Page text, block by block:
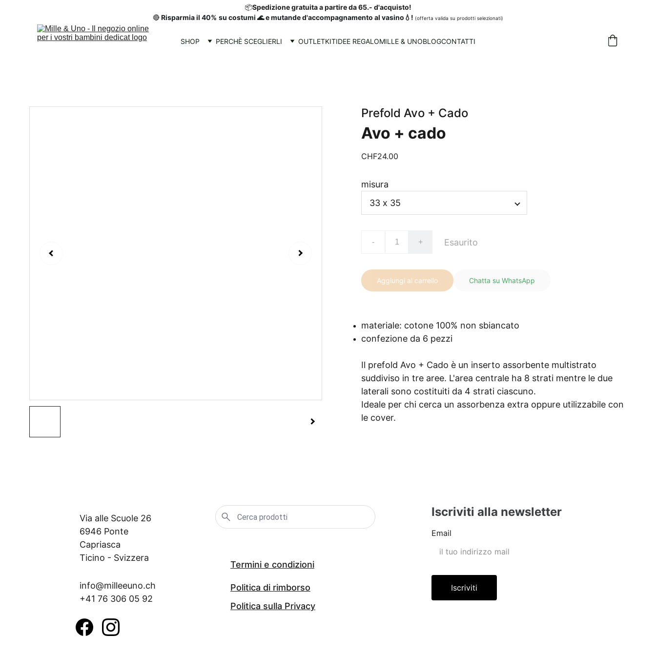
📦Spedizione gratuita a partire da 65.- d'acquisto!
🔴 Risparmia il 40% su costumi 🌊 e mutande d'accompagnamento al vasino💧! (offerta valida su prodotti selezionati)
SHOP PERCHÈ SCEGLIERLI OUTLETKITIDEE REGALOMILLE & UNOBLOGCONTATTI
Prefold Avo + Cado
Avo + cado
CHF24.00
misura
- + Esaurito
Aggiungi al carrello Chatta su WhatsApp
materiale: cotone 100% non sbiancato
confezione da 6 pezzi
Il prefold Avo + Cado è un inserto assorbente multistrato
suddiviso in tre aree. L'area centrale ha 8 strati mentre le due
laterali sono costituiti da 4 strati ciascuno.
Ideale per chi cerca un assorbenza extra oppure utilizzabile con
le cover.
Iscriviti alla newsletter
Email
Iscriviti
info@milleeuno.ch
+41 76 306 05 92
Via alle Scuole 26
6946 Ponte
Capriasca
Ticino - Svizzera
Termini e condizioni
Politica di rimborso
Politica sulla Privacy